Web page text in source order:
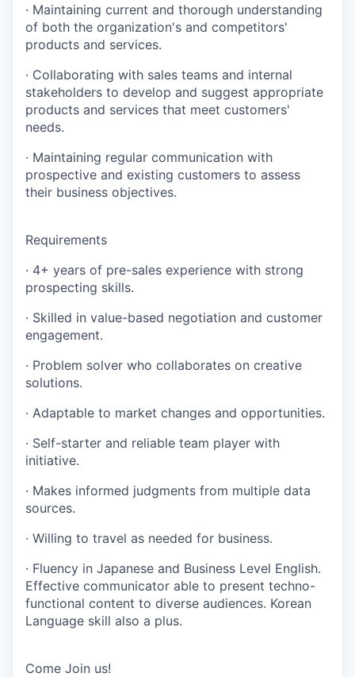
· Maintaining current and thorough understanding
of both the organization's and competitors'
products and services.
· Collaborating with sales teams and internal
stakeholders to develop and suggest appropriate
products and services that meet customers'
needs.
· Maintaining regular communication with
prospective and existing customers to assess
their business objectives.
Requirements
· 4+ years of pre-sales experience with strong
prospecting skills.
· Skilled in value-based negotiation and customer
engagement.
· Problem solver who collaborates on creative
solutions.
· Adaptable to market changes and opportunities.
· Self-starter and reliable team player with
initiative.
· Makes informed judgments from multiple data
sources.
· Willing to travel as needed for business.
· Fluency in Japanese and Business Level English.
Effective communicator able to present techno-
functional content to diverse audiences. Korean
Language skill also a plus.
Come Join us!